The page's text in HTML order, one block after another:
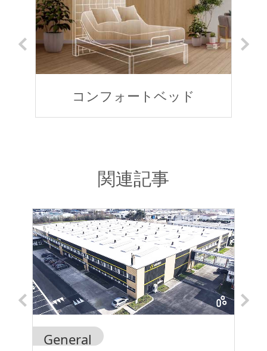
コンフォートベッド
関連記事
General